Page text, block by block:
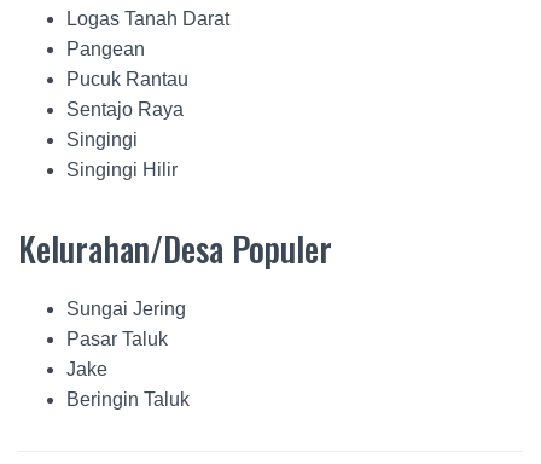
Logas Tanah Darat
Pangean
Pucuk Rantau
Sentajo Raya
Singingi
Singingi Hilir
Kelurahan/Desa Populer
Sungai Jering
Pasar Taluk
Jake
Beringin Taluk